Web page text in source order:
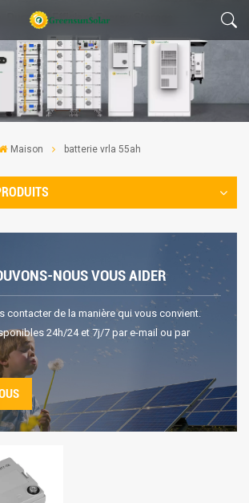
Maison batterie vrla 55ah
NOUS VOUS AIDER
contacter de la manière qui vous convient.
24h/24 et 7j/7 par e-mail ou par